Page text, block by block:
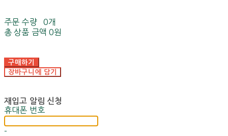
주문 수량
0개
총 상품 금액 0원
구매하기
장바구니에 담기
재입고 알림 신청
휴대폰 번호
-